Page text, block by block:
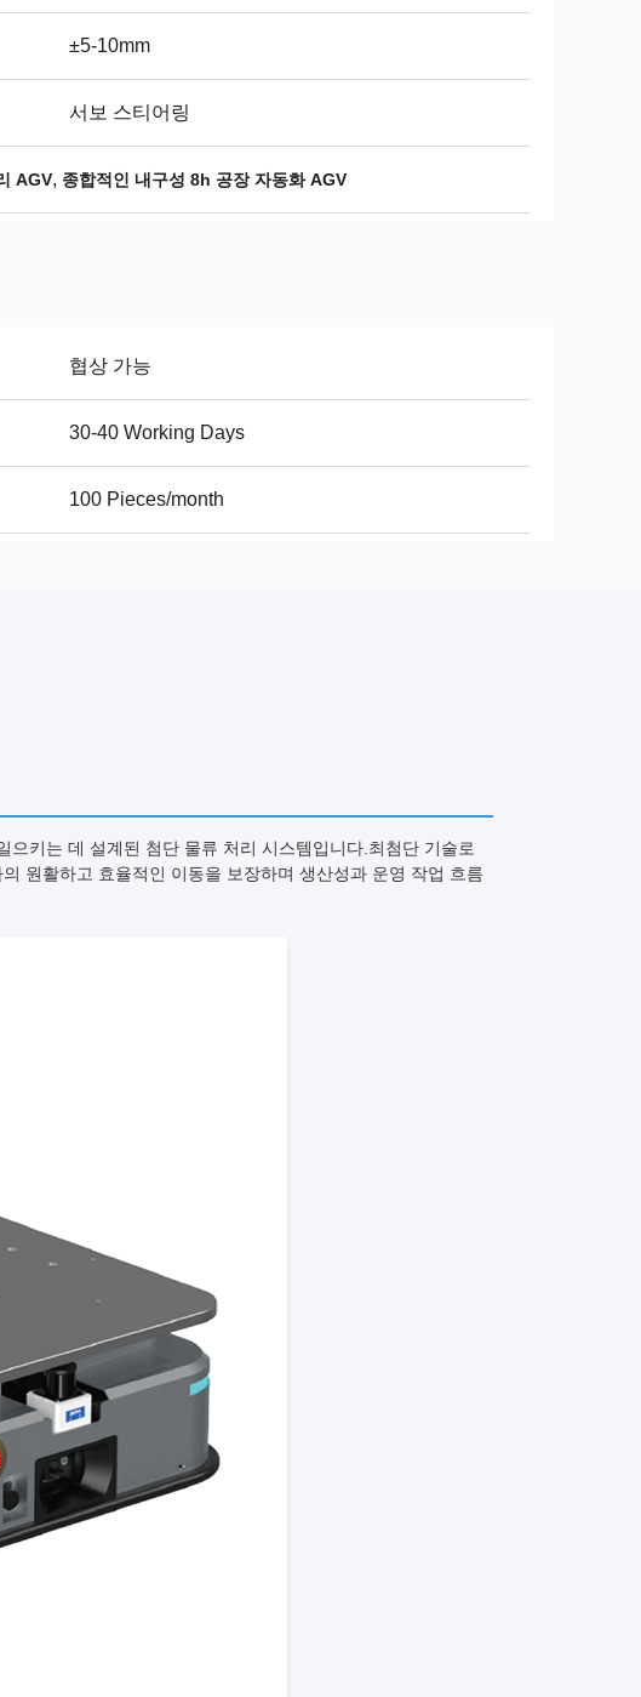
±5-10mm
서보 스티어링
AGV, 종합적인 내구성 8h 공장 자동화 AGV
협상 가능
30-40 Working Days
100 Pieces/month
키는 데 설계된 첨단 물류 처리 시스템입니다.최첨단 기술로
원활하고 효율적인 이동을 보장하며 생산성과 운영 작업 흐름